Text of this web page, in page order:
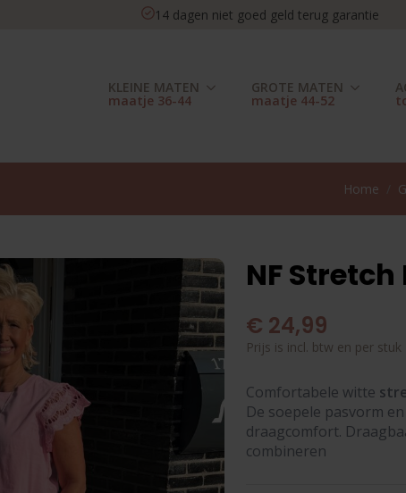
14 dagen niet goed geld terug garantie
KLEINE MATEN GROTE MATEN
Home
NF
€ 24,99
Prijs is incl. btw en per stuk
Comfortabele witte
De soepele pasvorm
draagcomfort.
combineren